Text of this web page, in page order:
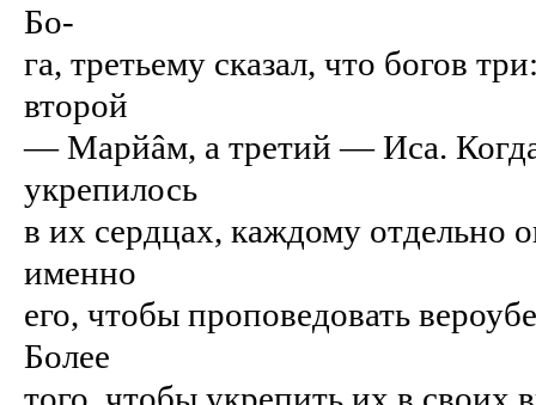
Бо-
га, третьему сказал, что богов
второй
— Марйâм, а третий — Иса.
укрепилось
в их сердцах, каждому отдельно
именно
его, чтобы проповедовать
Более
того, чтобы укрепить их в своих